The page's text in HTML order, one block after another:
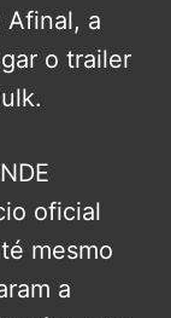
Afinal, a
o trailer
oficial
mesmo
a